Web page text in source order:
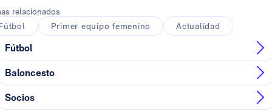
relacionados
Primer equipo femenino Actualidad
Fútbol
Baloncesto
Socios